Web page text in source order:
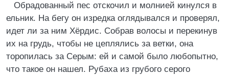
Обрадованный пес отскочил и молнией кинулся в
ельник. На бегу он изредка оглядывался и проверял,
идет ли за ним Хёрдис. Собрав волосы и перекинув
их на грудь, чтобы не цеплялись за ветки, она
торопилась за Серым: ей и самой было любопытно,
что такое он нашел. Рубаха из грубого серого